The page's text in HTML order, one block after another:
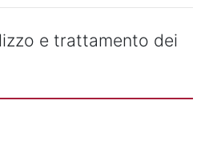
e trattamento dei